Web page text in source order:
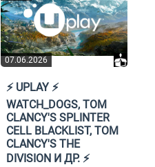
07.06.2026
⚡️ UPLAY ⚡️
WATCH_DOGS, TOM
CLANCY'S SPLINTER
CELL BLACKLIST, TOM
CLANCY'S THE
DIVISION И ДР. ⚡️